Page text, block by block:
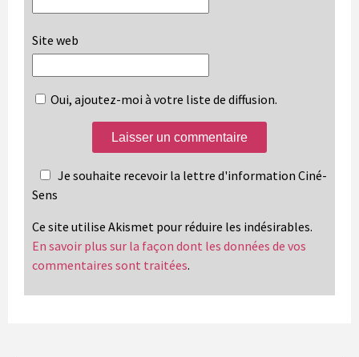
Site web
Oui, ajoutez-moi à votre liste de diffusion.
Je souhaite recevoir la lettre d'information Ciné-
Sens
Ce site utilise Akismet pour réduire les indésirables.
En savoir plus sur la façon dont les données de vos
commentaires sont traitées.